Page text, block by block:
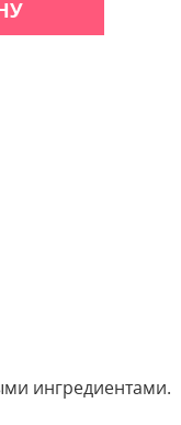
ингредиентами.